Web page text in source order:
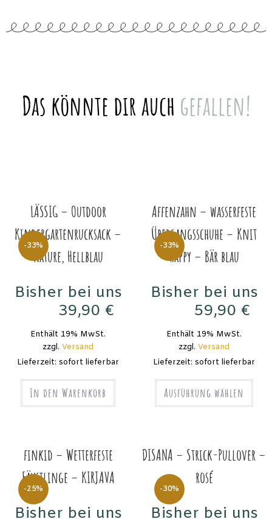
Das könnte dir auch gefallen!
-33%
LÄSSIG – Outdoor
Kindergartenrucksack –
Nature, Hellblau
Bisher bei uns
39,90 €
Enthält 19% MwSt.
zzgl. Versand
Lieferzeit: sofort lieferbar
In den Warenkorb
-33%
Affenzahn – wasserfeste
Übergangsschuhe – Knit
Happy – Bär blau
Bisher bei uns
59,90 €
Enthält 19% MwSt.
zzgl. Versand
Lieferzeit: sofort lieferbar
Ausführung wählen
-25%
finkid – Wetterfeste
Fäustlinge – KIRJAVA
Bisher bei uns
-30%
DISANA – Strick-Pullover –
rosé
Bisher bei uns